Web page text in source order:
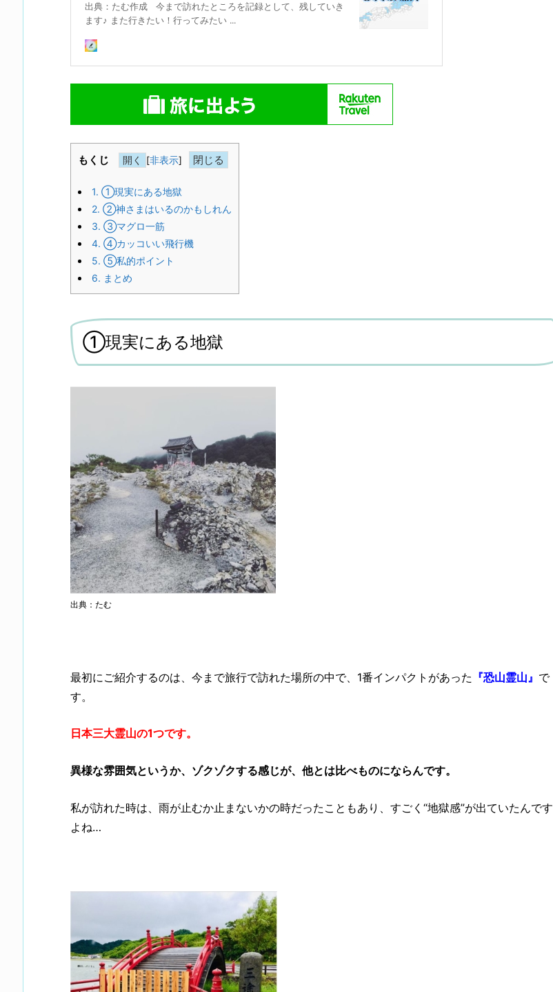
出典：たむ作成 今まで訪れたところを記録として、残していき
ます♪ また行きたい！行ってみたい ...
もくじ [非表示]
1. ①現実にある地獄
2. ②神さまはいるのかもしれん
3. ③マグロ一筋
4. ④カッコいい飛行機
5. ⑤私的ポイント
6. まとめ
①現実にある地獄
出典：たむ
最初にご紹介するのは、今まで旅行で訪れた場所の中で、1番インパクトがあった 『恐山霊山』 で
す。
日本三大霊山の1つです。
異様な雰囲気というか、ゾクゾクする感じが、他とは比べものにならんです。
私が訪れた時は、雨が止むか止まないかの時だったこともあり、すごく“地獄感”が出ていたんです
よね…